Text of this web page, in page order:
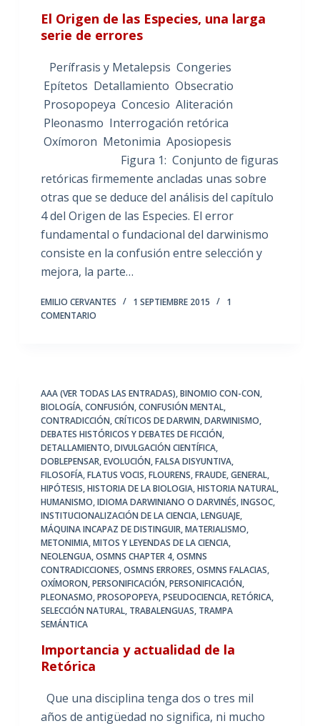
El Origen de las Especies, una larga
serie de errores
Perífrasis y Metalepsis Congeries
Epítetos Detallamiento Obsecratio
Prosopopeya Concesio Aliteración
Pleonasmo Interrogación retórica
Oxímoron Metonimia Aposiopesis
Figura 1: Conjunto de figuras
retóricas firmemente ancladas unas sobre
otras que se deduce del análisis del capítulo
4 del Origen de las Especies. El error
fundamental o fundacional del darwinismo
consiste en la confusión entre selección y
mejora, la parte…
EMILIO CERVANTES 1 SEPTIEMBRE 2015
1
COMENTARIO
AAA (VER TODAS LAS ENTRADAS),BINOMIO CON-CON,
BIOLOGÍA,CONFUSIÓN,CONFUSIÓN MENTAL,
CONTRADICCIÓN,CRÍTICOS DE DARWIN,DARWINISMO,
DEBATES HISTÓRICOS Y DEBATES DE FICCIÓN,
DETALLAMIENTO,DIVULGACIÓN CIENTÍFICA,
DOBLEPENSAR,EVOLUCIÓN,FALSA DISYUNTIVA,
FILOSOFÍA,FLATUS VOCIS,FLOURENS,FRAUDE,GENERAL,
HIPÓTESIS,HISTORIA DE LA BIOLOGIA,HISTORIA NATURAL,
HUMANISMO,IDIOMA DARWINIANO O DARVINÉS,INGSOC,
INSTITUCIONALIZACIÓN DE LA CIENCIA,LENGUAJE,
MÁQUINA INCAPAZ DE DISTINGUIR,MATERIALISMO,
METONIMIA,MITOS Y LEYENDAS DE LA CIENCIA,
NEOLENGUA,OSMNS CHAPTER 4,OSMNS
CONTRADICCIONES,OSMNS ERRORES,OSMNS FALACIAS,
OXÍMORON,PERSONIFICACIÓN,PERSONIFICACIÓN,
PLEONASMO,PROSOPOPEYA,PSEUDOCIENCIA,RETÓRICA,
SELECCIÓN NATURAL, TRABALENGUAS, TRAMPA
SEMÁNTICA
Importancia y actualidad de la
Retórica
Que una disciplina tenga dos o tres mil
años de antigüedad no significa, ni mucho